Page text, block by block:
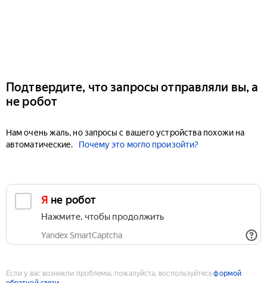
Подтвердите, что запросы отправляли вы, а
не робот
Нам очень жаль, но запросы с вашего устройства похожи на
автоматические.
Почему это могло произойти?
Я не робот
Нажмите, чтобы продолжить
Yandex SmartCaptcha
Если у вас возникли проблемы, пожалуйста, воспользуйтесьформой